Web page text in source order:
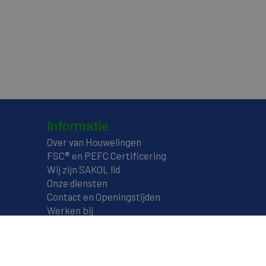
Informatie
Over van Houwelingen
FSC® en PEFC Certificering
Wij zijn SAKOL lid
Onze diensten
Contact en Openingstijden
Werken bij